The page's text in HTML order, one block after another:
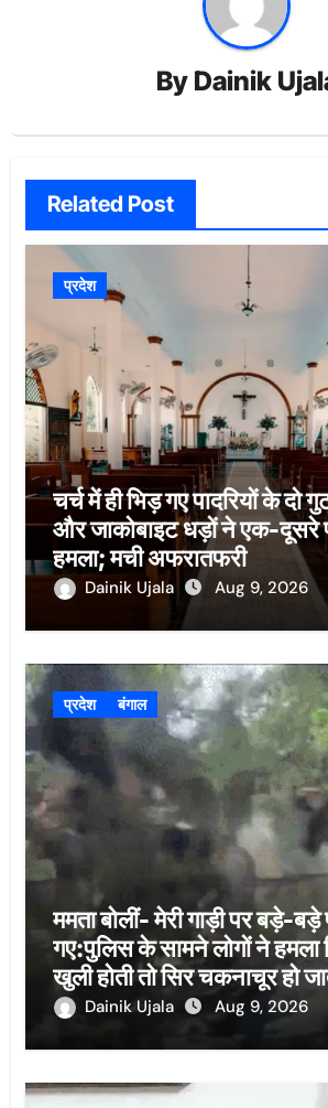
By Dainik
Related Post
प्रदेश
चर्च में ही भिड़ गए पादरियों के दो
और जाकोबाइट धड़ों ने एक-दूसरे
हमला; मची अफरातफरी
Dainik Ujala Aug 9, 2026
प्रदेश बंगाल
ममता बोलीं- मेरी गाड़ी पर बड़े-
गए:पुलिस के सामने लोगों ने हमला
खुली होती तो सिर चकनाचूर हो
Dainik Ujala Aug 9, 2026